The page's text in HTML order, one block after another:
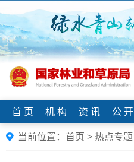
首 页 机 构 资 讯 公 开
当前位置： 首页 > 热点专题